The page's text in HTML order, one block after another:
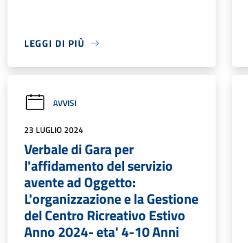
LEGGI DI PIÙ
AVVISI
23 LUGLIO 2024
Verbale di Gara per
l'affidamento del servizio
avente ad Oggetto:
L'organizzazione e la Gestione
del Centro Ricreativo Estivo
Anno 2024- eta' 4-10 Anni